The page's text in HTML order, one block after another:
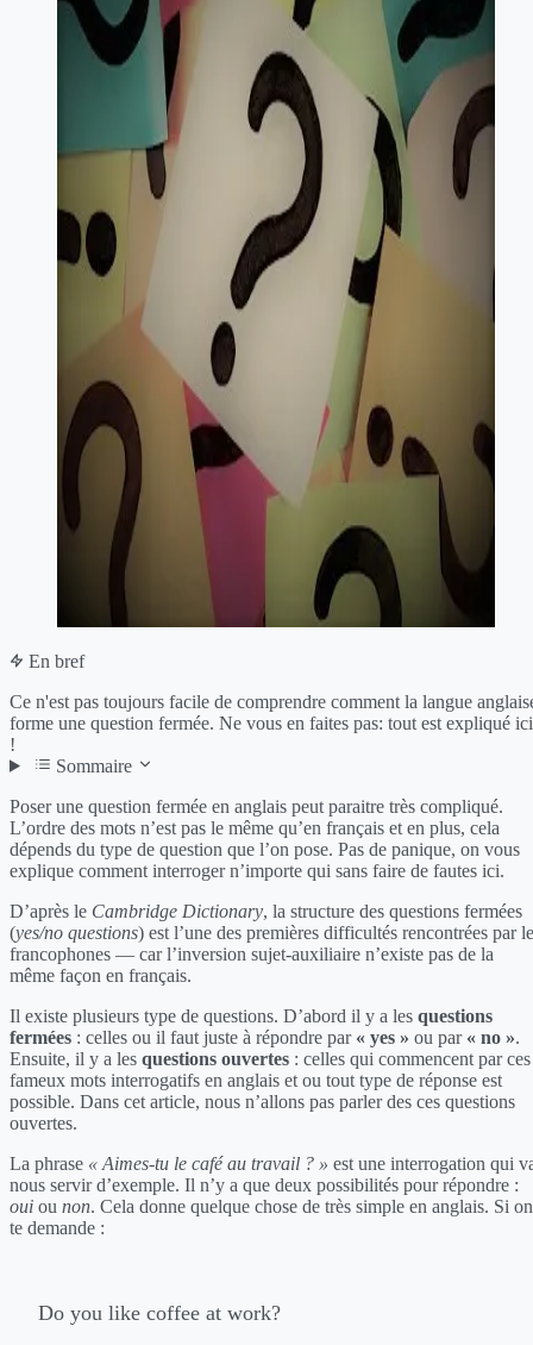
En bref
Ce n'est pas toujours facile de comprendre comment la langue
forme une question fermée. Ne vous en faites pas: tout est expliqué ici
!
Sommaire
Poser une question fermée en anglais peut paraitre très compliqué.
L’ordre des mots n’est pas le même qu’en français et en plus, cela
dépends du type de question que l’on pose. Pas de panique, on vous
explique comment interroger n’importe qui sans faire de fautes ici.
D’après le Cambridge Dictionary, la structure des questions fermées
(yes/no questions) est l’une des premières difficultés rencontrées par
francophones — car l’inversion sujet-auxiliaire n’existe pas de la
même façon en français.
Il existe plusieurs type de questions. D’abord il y a les questions
fermées : celles ou il faut juste à répondre par « yes » ou par « no ».
Ensuite, il y a les questions ouvertes : celles qui commencent par ces
fameux mots interrogatifs en anglais et ou tout type de réponse est
possible. Dans cet article, nous n’allons pas parler des ces questions
ouvertes.
La phrase « Aimes-tu le café au travail ? » est une interrogation qui
nous servir d’exemple. Il n’y a que deux possibilités pour répondre :
oui ou non. Cela donne quelque chose de très simple en anglais. Si on
te demande :
Do you like coffee at work?